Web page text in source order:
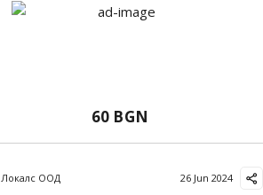
60 BGN
Локалс ООД 26 Jun 2024